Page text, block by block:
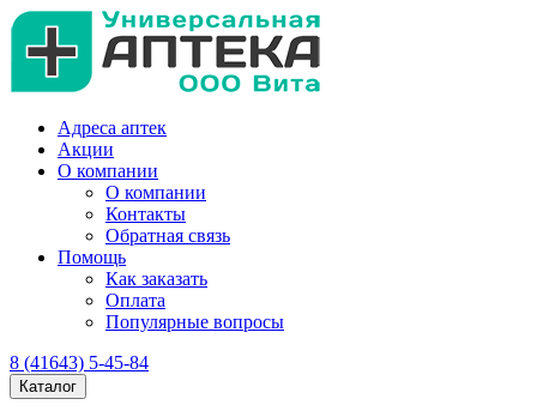
Адреса аптек
Акции
О компании
О компании
Контакты
Обратная связь
Помощь
Как заказать
Оплата
Популярные вопросы
8 (41643) 5-45-84
Каталог